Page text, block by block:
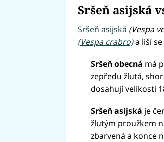
Sršeň asijská
Sršeň asijská (Vespa
(Vespa crabro)a liší
Sršeň obecná má
zepředu žlutá,
dosahují velikosti
Sršeň asijská je
žlutým proužkem
zbarvená a konce